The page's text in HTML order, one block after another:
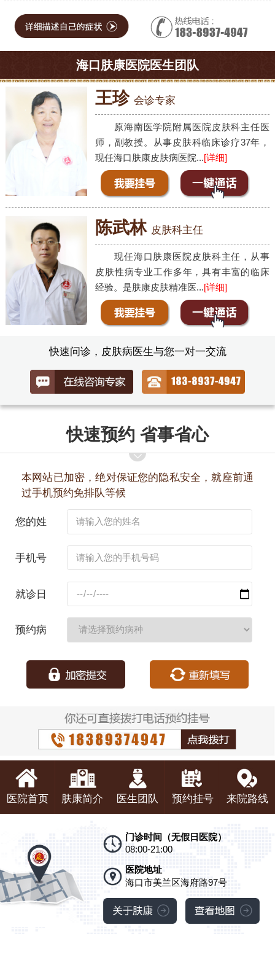
海口肤康医院医生团队
王珍 会诊专家
原海南医学院附属医院皮肤科主任医
师，副教授。从事皮肤科临床诊疗37年，
现任海口肤康皮肤病医院...[详细]
陈武林 皮肤科主任
现任海口肤康医院皮肤科主任，从事
皮肤性病专业工作多年，具有丰富的临床
经验。是肤康皮肤精准医...[详细]
快速问诊，皮肤病医生与您一对一交流
快速预约 省事省心
本网站已加密，绝对保证您的隐私安全，就座前通
过手机预约免排队等候
您的姓
手机号
就诊日
预约病
医院首页 肤康简介 医生团队 预约挂号 来院路线
门诊时间（无假日医院）
08:00-21:00
医院地址
海口市美兰区海府路97号